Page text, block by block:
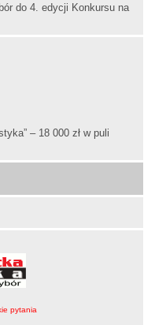
do 4. edycji Konkursu na
– 18 000 zł w puli
pytania